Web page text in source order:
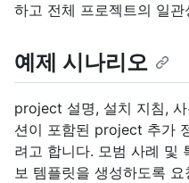
하고 전체 프로젝트의 일
예제 시나리오
project 설명, 설치 지침,
션이 포함된 project 추가
려고 합니다. 모범 사례 및
보 템플릿을 생성하도록